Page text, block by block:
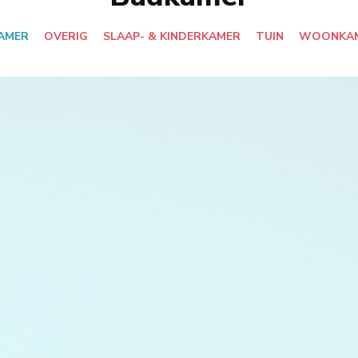
OVERIG SLAAP- & KINDERKAMER TUIN